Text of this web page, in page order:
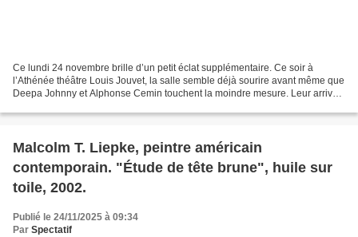
Ce lundi 24 novembre brille d’un petit éclat supplémentaire. Ce soir à
l’Athénée théâtre Louis Jouvet, la salle semble déjà sourire avant même que
Deepa Johnny et Alphonse Cemin touchent la moindre mesure. Leur arrivée
Malcolm T. Liepke, peintre américain
contemporain. "Étude de tête brune", huile sur
toile, 2002.
Publié le 24/11/2025 à 09:34
Par Spectatif